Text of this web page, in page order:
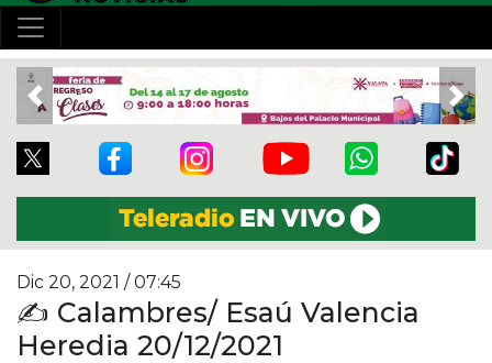
Previous
Dic 20, 2021 / 07:45
✍️ Calambres/ Esaú Valencia
Heredia 20/12/2021